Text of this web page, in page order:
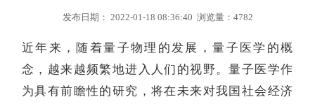
发布日期： 2022-01-18 08:36:40 浏览量：4782
近年来，随着量子物理的发展，量子医学的概
念，越来越频繁地进入人们的视野。量子医学作
为具有前瞻性的研究，将在未来对我国社会经济